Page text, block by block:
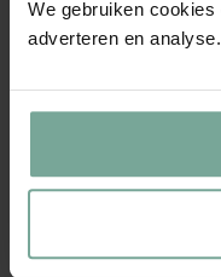
We gebruiken
adverteren en